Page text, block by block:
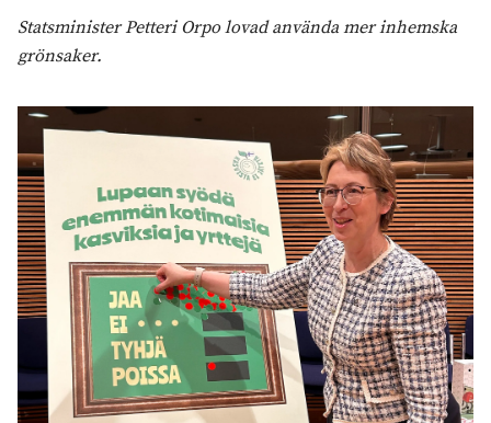
Statsminister Petteri Orpo lovad använda mer inhemska
grönsaker.